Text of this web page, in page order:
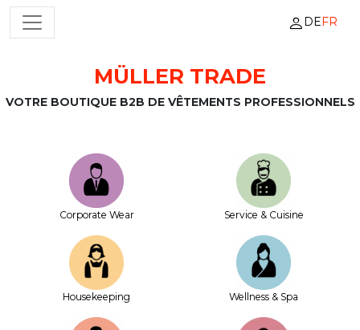
Passer au contenu
NAVIGATION PRINCIPALE DEFR
MÜLLER TRADE
VOTRE BOUTIQUE B2B DE VÊTEMENTS PROFESSIONNELS
Corporate Wear Service & Cuisine
House­keeping Wellness & Spa